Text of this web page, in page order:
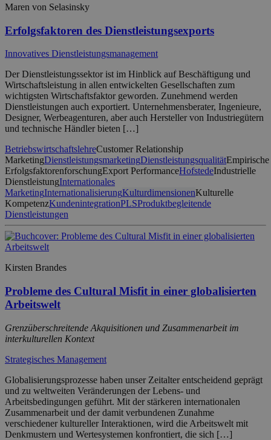
Maren von Selasinsky
Erfolgsfaktoren des Dienstleistungsexports
Innovatives Dienstleistungsmanagement
Der Dienstleistungssektor ist im Hinblick auf Beschäftigung und
Wirtschaftsleistung in allen entwickelten Gesellschaften zum
wichtigsten Wirtschaftsfaktor geworden. Zunehmend werden
Dienstleistungen auch exportiert. Unternehmensberater, Ingenieure,
Designer, Werbeagenturen, aber auch Hersteller von Industriegütern
und technische Händler bieten […]
BetriebswirtschaftslehreCustomer Relationship
MarketingDienstleistungsmarketingDienstleistungsqualitätEmpirische
ErfolgsfaktorenforschungExport PerformanceHofstedeIndustrielle
DienstleistungInternationales
MarketingInternationalisierungKulturdimensionenKulturelle
KompetenzKundenintegrationPLSProduktbegleitende
Dienstleistungen
Kirsten Brandes
Probleme des Cultural Misfit in einer globalisierten
Arbeitswelt
Grenzüberschreitende Akquisitionen und Zusammenarbeit im
interkulturellen Kontext
Strategisches Management
Globalisierungsprozesse haben unser Zeitalter entscheidend geprägt
und zu weltweiten Veränderungen der Lebens- und
Arbeitsbedingungen geführt. Mit der stärkeren internationalen
Zusammenarbeit und der damit verbundenen Zunahme
verschiedener kultureller Interaktionen, wird die Arbeitswelt mit
Denkmustern und Wertesystemen konfrontiert, die sich […]